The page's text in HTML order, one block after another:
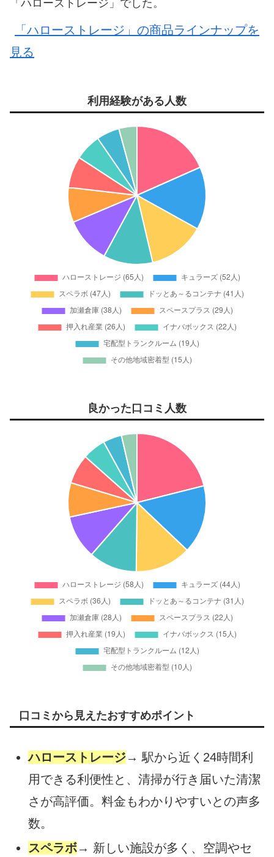
「ハローストレージ」でした。
「ハローストレージ」の商品ラインナップを
見る
利用経験がある人数
良かった口コミ人数
口コミから見えたおすすめポイント
ハローストレージ→ 駅から近く24時間利
用できる利便性と、清掃が行き届いた清潔
さが高評価。料金もわかりやすいとの声多
数。
スペラボ→ 新しい施設が多く、空調やセ